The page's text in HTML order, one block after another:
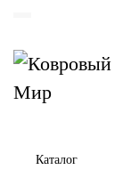
Каталог